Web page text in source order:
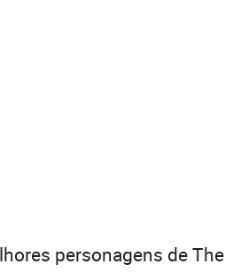
personagens de